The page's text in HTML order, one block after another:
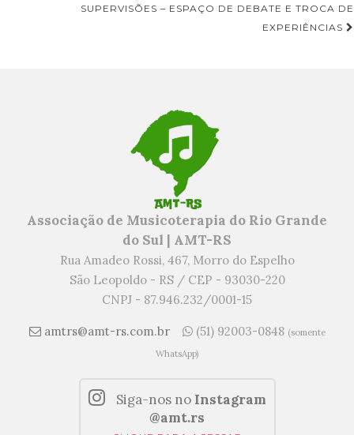
SUPERVISÕES – ESPAÇO DE DEBATE E TROCA DE
EXPERIÊNCIAS
Associação de Musicoterapia do Rio Grande
do Sul | AMT-RS
Rua Amadeo Rossi, 467, Morro do Espelho
São Leopoldo - RS / CEP - 93030-220
CNPJ - 87.946.232/0001-15
amtrs@amt-rs.com.br (51) 92003-0848 (somente
WhatsApp)
Siga-nos no Instagram
@amt.rs